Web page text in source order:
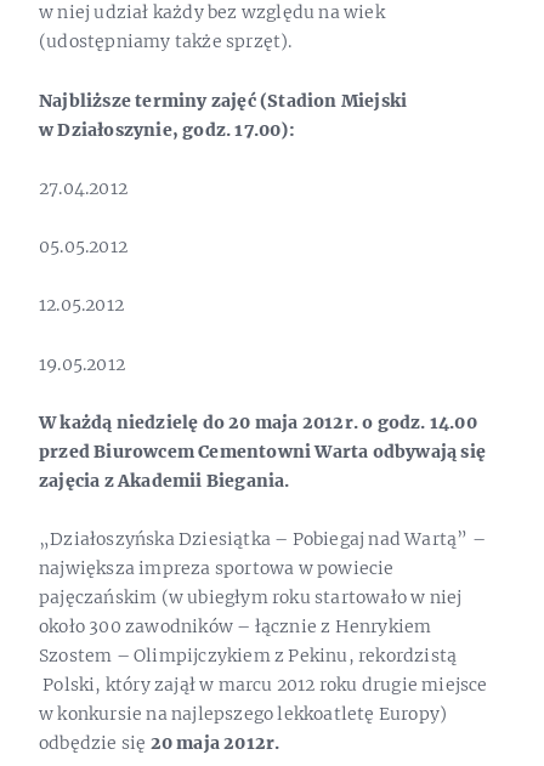
w niej udział każdy bez względu na wiek
(udostępniamy także sprzęt).
Najbliższe terminy zajęć (Stadion Miejski
w Działoszynie, godz. 17.00):
27.04.2012
05.05.2012
12.05.2012
19.05.2012
W każdą niedzielę do 20 maja 2012r. o godz. 14.00
przed Biurowcem Cementowni Warta odbywają się
zajęcia z Akademii Biegania.
„Działoszyńska Dziesiątka – Pobiegaj nad Wartą” –
największa impreza sportowa w powiecie
pajęczańskim (w ubiegłym roku startowało w niej
około 300 zawodników – łącznie z Henrykiem
Szostem – Olimpijczykiem z Pekinu, rekordzistą
Polski, który zajął w marcu 2012 roku drugie miejsce
w konkursie na najlepszego lekkoatletę Europy)
odbędzie się 20 maja 2012r.